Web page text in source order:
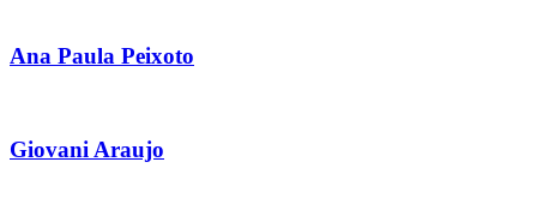
Ana Paula Peixoto
Giovani Araujo